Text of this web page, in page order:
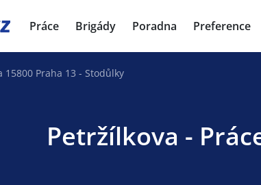
Práce Brigády Poradna Preference
15800 Praha 13 - Stodůlky
Petržílkova -